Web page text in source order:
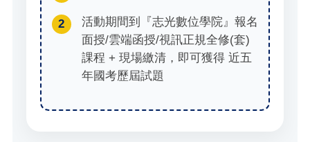
2
活動期間到『志光數位學院』報名
面授/雲端函授/視訊正規全修(套)
課程 + 現場繳清，即可獲得 近五
年國考歷屆試題